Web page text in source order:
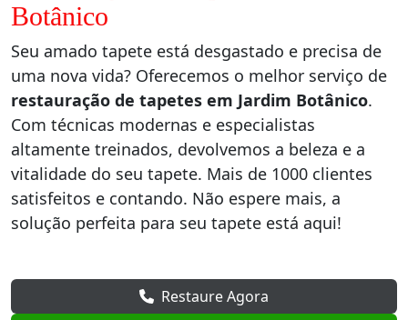
Botânico
Seu amado tapete está desgastado e precisa de
uma nova vida? Oferecemos o melhor serviço de
restauração de tapetes em Jardim Botânico.
Com técnicas modernas e especialistas
altamente treinados, devolvemos a beleza e a
vitalidade do seu tapete. Mais de 1000 clientes
satisfeitos e contando. Não espere mais, a
solução perfeita para seu tapete está aqui!
Restaure Agora